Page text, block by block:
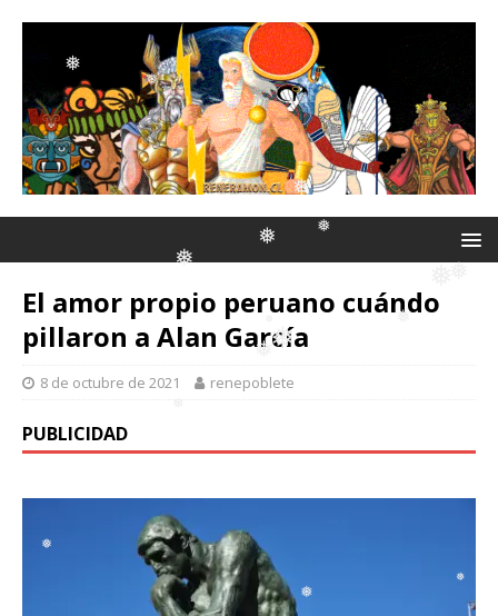
❅
❅ ❅
❅
❅
❅
❅
❅ ❅❅
El amor propio peruano cuándo
pillaron a Alan García
8 de octubre de 2021 renepoblete
PUBLICIDAD